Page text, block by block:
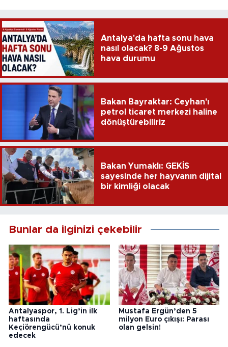
Antalya'da hafta sonu hava
nasıl olacak? 8-9 Ağustos
hava durumu
Bakan Bayraktar: Ceyhan'ı
petrol ticaret merkezi haline
dönüştürebiliriz
Bakan Yumaklı: GEKİS
sayesinde her hayvanın dijital
bir kimliği olacak
Bunlar da ilginizi çekebilir
Antalyaspor, 1. Lig’in ilk
haftasında
Keçiörengücü’nü konuk
edecek
Mustafa Ergün’den 5
milyon Euro çıkışı: Parası
olan gelsin!